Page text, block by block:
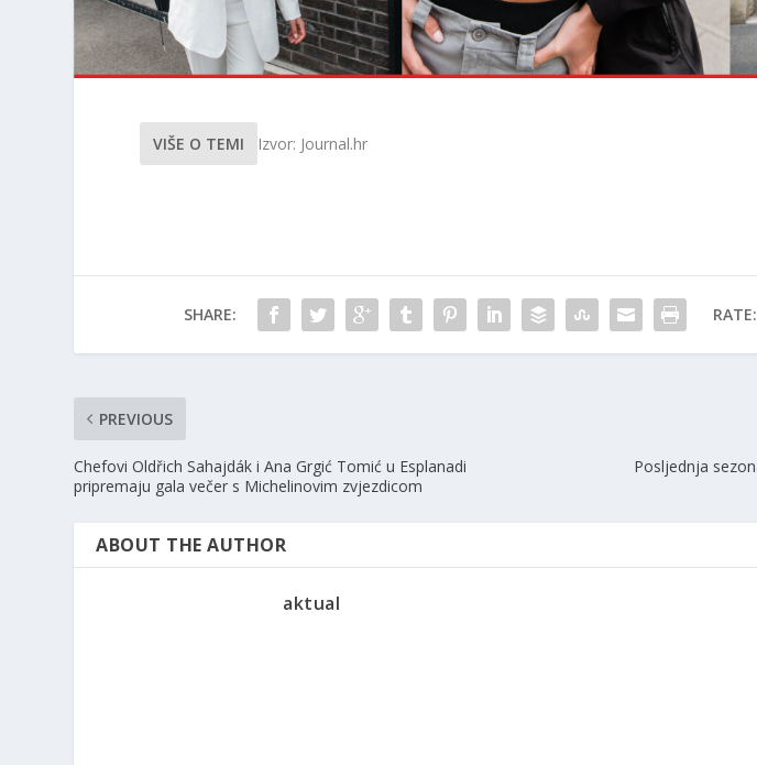
VIŠE O TEMI Izvor: Journal.hr
SHARE: RATE:
PREVIOUS
Chefovi Oldřich Sahajdák i Ana Grgić Tomić u Esplanadi
pripremaju gala večer s Michelinovim zvjezdicom
Posljednja
ABOUT THE AUTHOR
aktual